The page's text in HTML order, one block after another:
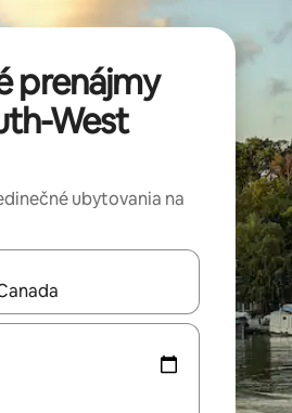
prenájmy
West
ubytovania na
môžete si ich prechádzať